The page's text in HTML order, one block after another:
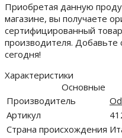
Приобретая данную
магазине, вы получаете
сертифицированный
производителя.
сегодня!
Характеристики
Основные
Производитель
Артикул
Страна происхождения